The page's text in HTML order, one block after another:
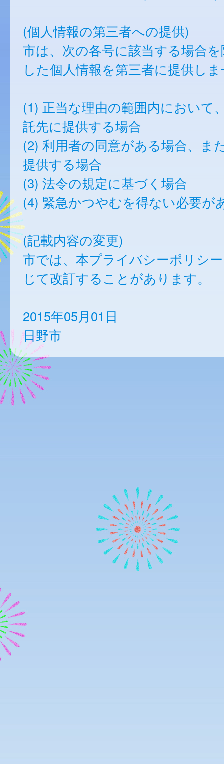
(個人情報の第三者への提供)
市は、次の各号に該当する場合
した個人情報を第三者に提供し
(1) 正当な理由の範囲内において
託先に提供する場合
(2) 利用者の同意がある場合、ま
提供する場合
(3) 法令の規定に基づく場合
(4) 緊急かつやむを得ない必要が
(記載内容の変更)
市では、本プライバシーポリシ
じて改訂することがあります。
2015年05月01日
日野市